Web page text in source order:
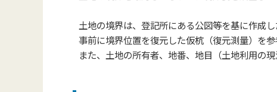
土地の境界は、登記所にある公図等を基に作成し
事前に境界位置を復元した仮杭 （復元測量） を
また、土地の所有者、地番、地目（土地利用の現